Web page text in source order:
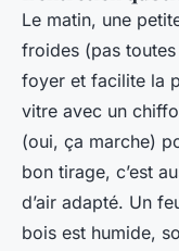
Le matin, une
froides (pas
foyer et facilite la
vitre avec un
(oui, ça marche)
bon tirage, c’est
d’air adapté. Un
bois est humide,